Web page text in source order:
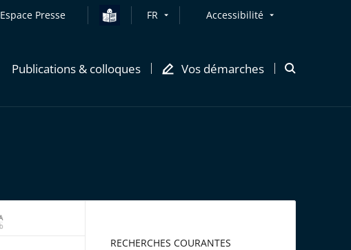
Espace Presse FR Accessibilité
Publications & colloques Vos démarches
Ouvrir
RECHERCHES COURANTES